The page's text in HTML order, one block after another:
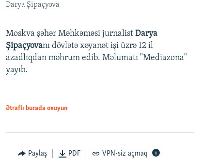
Darya Şipaçyova
Moskva şəhər Məhkəməsi jurnalist Darya
Şipaçyovanı dövlətə xəyanət işi üzrə 12 il
azadlıqdan məhrum edib. Məlumatı "Mediazona"
yayıb.
Ətraflı burada oxuyun
Paylaş PDF VPN-siz açmaq